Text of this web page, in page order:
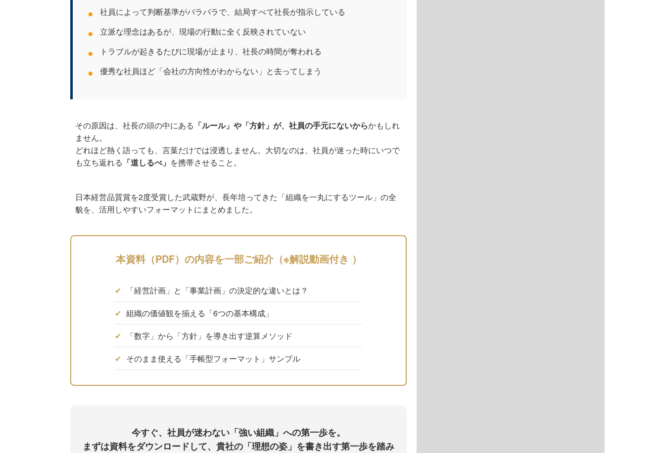
● 社員によって判断基準がバラバラで、結局すべて社長が指示している
● 立派な理念はあるが、現場の行動に全く反映されていない
● トラブルが起きるたびに現場が止まり、社長の時間が奪われる
● 優秀な社員ほど「会社の方向性がわからない」と去ってしまう
その原因は、社長の頭の中にある 「ルール」や「方針」が、社員の手元にないからかもしれ
ません。
どれほど熱く語っても、言葉だけでは浸透しません。大切なのは、社員が迷った時にいつで
も立ち返れる 「道しるべ」 を携帯させること。
日本経営品質賞を2度受賞した武蔵野が、長年培ってきた「組織を一丸にするツール」の全
貌を、活用しやすいフォーマットにまとめました。
本資料（PDF）の内容を一部ご紹介（※解説動画付き ）
✔
「経営計画」と「事業計画」の決定的な違いとは？
✔ 組織の価値観を揃える「6つの基本構成」
✔
「数字」から「方針」を導き出す逆算メソッド
✔ そのまま使える「手帳型フォーマット」サンプル
今すぐ、社員が迷わない「強い組織」への第一歩を。
まずは資料をダウンロードして、貴社の「理想の姿」を書き出す第一歩を踏み